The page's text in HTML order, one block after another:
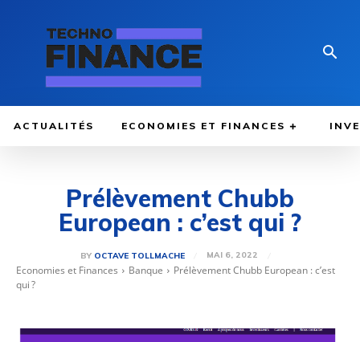
ACTUALITÉS ECONOMIES ET FINANCES
Prélèvement Chubb
European : c’est qui ?
BY OCTAVE TOLLMACHE MAI 6, 2022
Economies et Finances Banque
Prélèvement Chubb European : c’est
qui ?